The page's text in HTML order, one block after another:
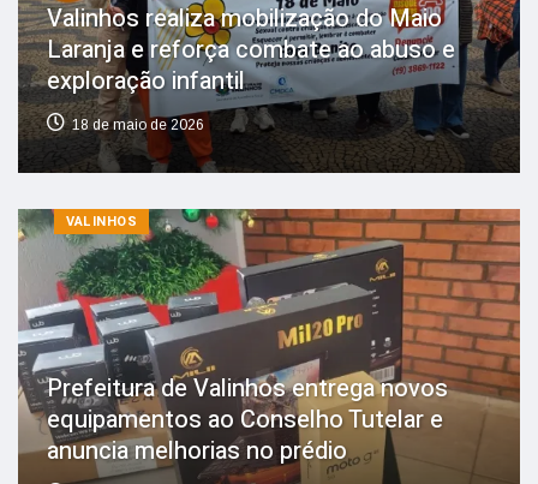
Valinhos realiza mobilização do Maio
Laranja e reforça combate ao abuso e
exploração infantil
18 de maio de 2026
VALINHOS
Prefeitura de Valinhos entrega novos
equipamentos ao Conselho Tutelar e
anuncia melhorias no prédio